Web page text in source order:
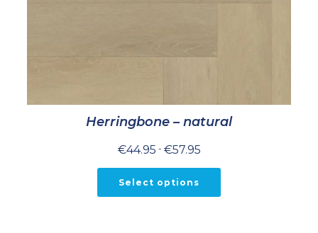
Herringbone – natural
€44.95 - €57.95Prijsklasse:
tot
Select options